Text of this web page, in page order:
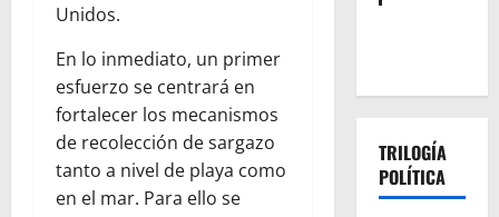
Unidos.
En lo inmediato, un primer
esfuerzo se centrará en
fortalecer los mecanismos
de recolección de sargazo
tanto a nivel de playa como
en el mar. Para ello se
TRILOGÍA
POLÍTICA